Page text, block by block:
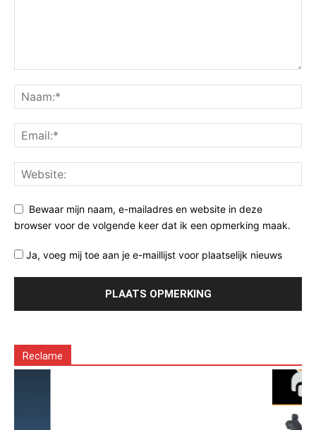
Bewaar mijn naam, e-mailadres en website in deze
browser voor de volgende keer dat ik een opmerking maak.
Ja, voeg mij toe aan je e-maillijst voor plaatselijk nieuws
Reclame